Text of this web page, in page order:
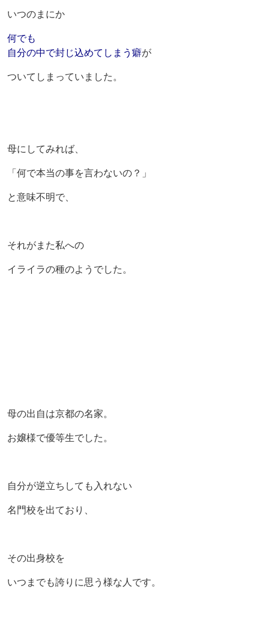
いつのまにか
何でも
自分の中で封じ込めてしまう癖が
ついてしまっていました。
母にしてみれば、
「何で本当の事を言わないの？」
と意味不明で、
それがまた私への
イライラの種のようでした。
母の出自は京都の名家。
お嬢様で優等生でした。
自分が逆立ちしても入れない
名門校を出ており、
その出身校を
いつまでも誇りに思う様な人です。